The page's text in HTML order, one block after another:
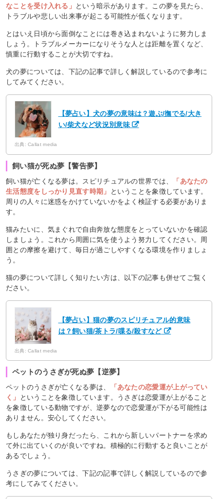
なことを受け入れる」 という暗示があります。この夢を見たら、
トラブルや悲しい出来事が起こる可能性が低くなります。
とはいえ日頃から面倒なことには巻き込まれないように努力しま
しょう。トラブルメーカーになりそうな人とは距離を置くなど、
慎重に行動することが大切ですね。
犬の夢については、下記の記事で詳しく解説しているので参考に
してみてください。
【夢占い】犬の夢の意味は？遊ぶ/撫でる/大き
い/柴犬など状況別意味
出典: Callat media
飼い猫が死ぬ夢【警告夢】
飼い猫が亡くなる夢は。スピリチュアルの世界では、
「あなたの
生活態度をしっかり見直す時期」
ということを象徴しています。
周りの人々に迷惑をかけていないかをよく検証する必要がありま
す。
猫みたいに、気まぐれで自由奔放な態度をとっていないかを確認
しましょう。これから周囲に気を使うよう努力してください。周
囲との摩擦を避けて、毎日が過ごしやすくなる環境を作りましょ
う。
猫の夢について詳しく知りたい方は、以下の記事も併せてご覧く
ださい。
【夢占い】猫の夢のスピリチュアル的意味
は？飼い猫/茶トラ/喋る/殺すなど
出典: Callat media
ペットのうさぎが死ぬ夢【逆夢】
ペットのうさぎが亡くなる夢は、
「あなたの恋愛運が上がってい
く」
ということを象徴しています。うさぎは恋愛運が上がること
を象徴している動物ですが、逆夢なので恋愛運が下がる可能性は
ありません。安心してください。
もしあなたが独り身だったら、これから新しいパートナーを求め
て外に出ていくのが良いですね。積極的に行動すると良いことが
あるでしょう。
うさぎの夢については、下記の記事で詳しく解説しているので参
考にしてみてください。